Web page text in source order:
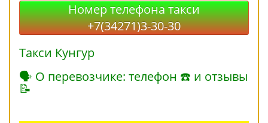
Номер телефона такси
+7(34271)3-30-30
Такси Кунгур
🗣 О перевозчике: телефон ☎ и отзывы
📝